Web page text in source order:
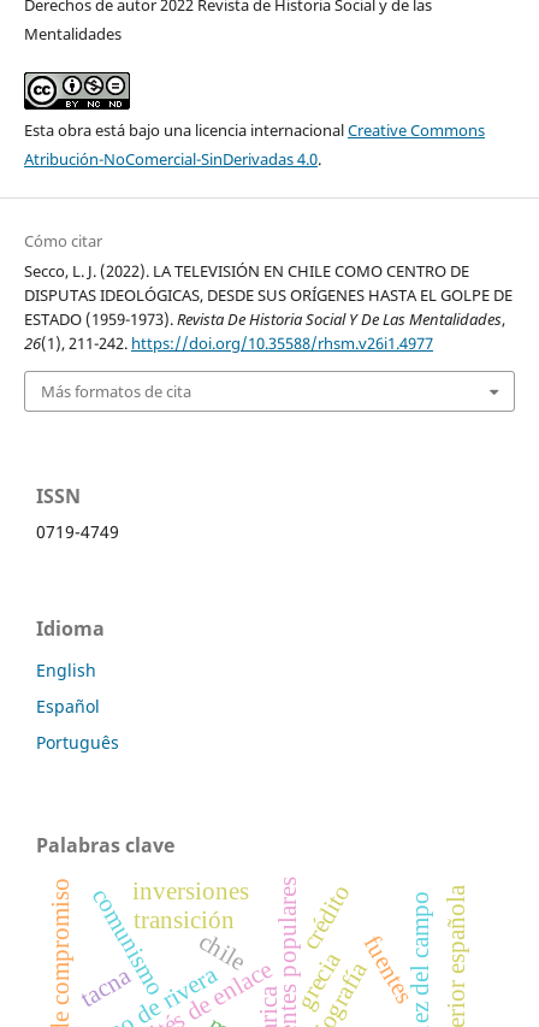
Derechos de autor 2022 Revista de Historia Social y de las
Mentalidades
Esta obra está bajo una licencia internacionalCreative Commons
Atribución-NoComercial-SinDerivadas 4.0.
Cómo citar
Secco, L. J. (2022). LA TELEVISIÓN EN CHILE COMO CENTRO DE
DISPUTAS IDEOLÓGICAS, DESDE SUS ORÍGENES HASTA EL GOLPE DE
ESTADO (1959-1973).Revista De Historia Social Y De Las Mentalidades,
26(1), 211-242. https://doi.org/10.35588/rhsm.v26i1.4977
Más formatos de cita
ISSN
0719-4749
Idioma
English
Español
Português
Palabras clave
frentes populares fuentes
chile ibáñez del campo
grecia
comunismotransición crédito
inversiones
arica
tacna